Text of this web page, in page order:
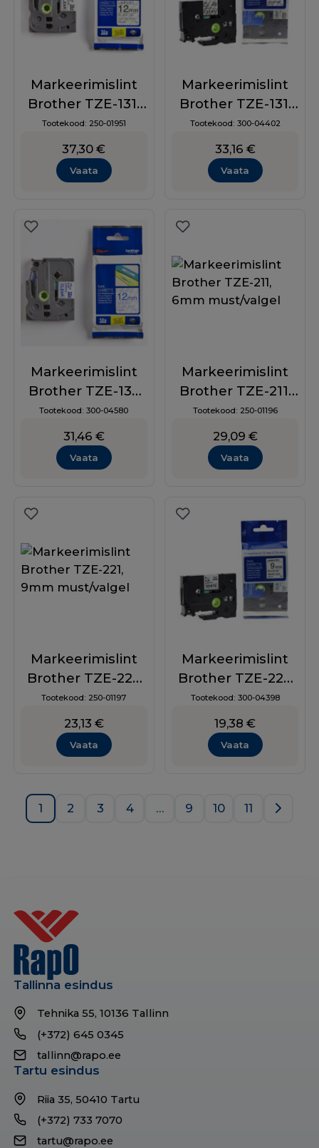
Markeerimislint
Brother TZE-131,
12mm
must/läbipaistval
Tootekood: 250-01951
37,30€
Vaata
Markeerimislint
Brother TZE-131,
12mm,
must/läbipaistev,
analoog
Tootekood: 300-04402
33,16 €
Vaata
Markeerimislint
Brother TZE-133
12mm,
sinine/läbipaistval
Tootekood: 300-04580
31,46 €
Vaata
Markeerimislint
Brother TZE-211,
6mm must/valgel
Tootekood: 250-01196
29,09 €
Vaata
Markeerimislint
Brother TZE-221,
9mm must/valgel
Tootekood: 250-01197
23,13 €
Vaata
Markeerimislint
Brother TZE-221,
9mm,
must/valgel,
analoog
Tootekood: 300-04398
19,38€
Vaata
1 2 3 4 … 9 10 11
Tallinna esindus
Tehnika 55, 10136 Tallinn
(+372) 645 0345
tallinn@rapo.ee
Tartu esindus
Riia 35, 50410 Tartu
(+372) 733 7070
tartu@rapo.ee